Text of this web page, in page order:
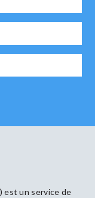
est un service de